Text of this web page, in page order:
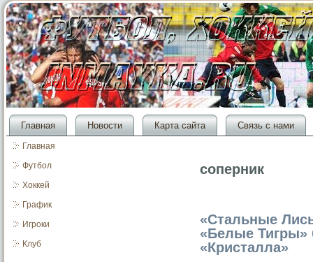
Главная Новости Карта сайта Связь с нами
Главная
Футбол
Хоккей
График
Игроки
Клуб
соперник
«Стальные
«Белые Тигры»
«Кристалла»